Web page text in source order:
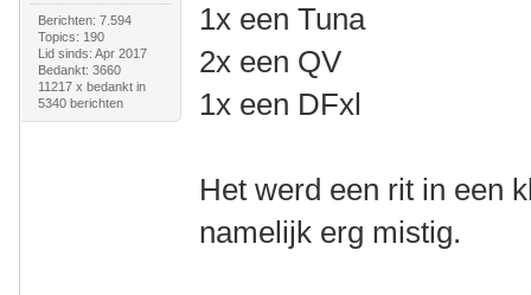
Berichten: 7.594
Topics: 190
Lid sinds: Apr 2017
Bedankt: 3660
11217 x bedankt in
5340 berichten
1x een Tuna
2x een QV
1x een DFxl
Het werd een rit in een
namelijk erg mistig.